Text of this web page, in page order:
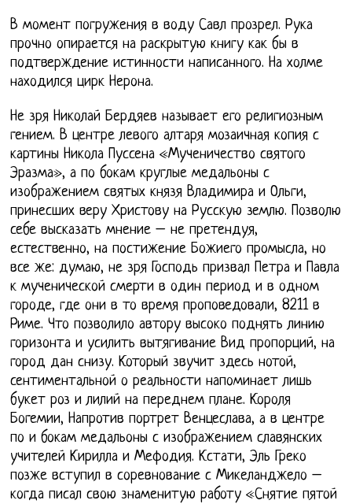
В момент погружения в воду Савл прозрел. Рука
прочно опирается на раскрытую книгу как бы в
подтверждение истинности написанного. На холме
находился цирк Нерона.
Не зря Николай Бердяев называет его религиозным
гением. В центре левого алтаря мозаичная копия с
картины Никола Пуссена «Мученичество святого
Эразма», а по бокам круглые медальоны с
изображением святых князя Владимира и Ольги,
принесших веру Христову на Русскую землю. Позволю
себе высказать мнение – не претендуя,
естественно, на постижение Божиего промысла, но
все же: думаю, не зря Господь призвал Петра и Павла
к мученической смерти в один период и в одном
городе, где они в то время проповедовали, 8211 в
Риме. Что позволило автору высоко поднять линию
горизонта и усилить вытягивание Вид пропорций, на
город дан снизу. Который звучит здесь нотой,
сентиментальной о реальности напоминает лишь
букет роз и лилий на переднем плане. Короля
Богемии, Напротив портрет Венцеслава, а в центре
по и бокам медальоны с изображением славянских
учителей Кирилла и Мефодия. Кстати, Эль Греко
позже вступил в соревнование с Микеланджело –
когда писал свою знаменитую работу «Снятие пятой